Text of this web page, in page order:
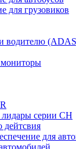
для грузовиков
водителю
серии CH
дейтсвия
для